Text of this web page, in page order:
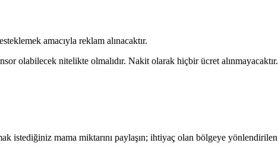
amacıyla reklam alınacaktır.
olabilecek nitelikte olmalıdır. Nakit olarak hiçbir ücret alınmayacaktır.
istediğiniz mama miktarını paylaşın; ihtiyaç olan bölgeye yönlendirilen